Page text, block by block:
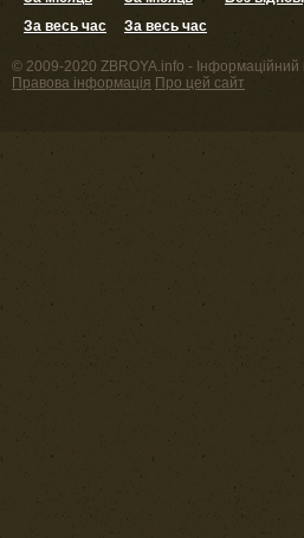
За весь час
За весь час
© 2009-2020 ZBROYA.info - Інформаційний
Правова інформація Про цей сайт